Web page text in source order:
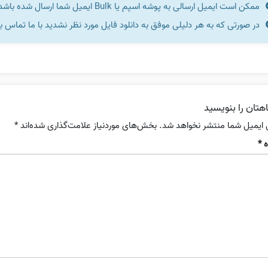
ممکن است ایمیل ارسالی به پوشه اسپم یا Bulk ایمیل شما ارسال شده باشد.
در صورتی که به هر دلیلی موفق به دانلود فایل مورد نظر نشدید با ما تماس
را بنویسید
ایمیل شما منتشر نخواهد شد. بخش‌های موردنیاز علامت‌گذاری شده‌اند*
*